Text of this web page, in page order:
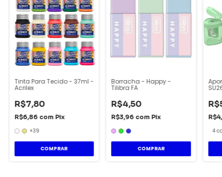
Tinta Para Tecido - 37ml -
Acrilex
R$7,80
R$6,86 com Pix
+39
COMPRAR
Borracha - Happy -
Tilibra FA
R$4,50
R$3,96 com Pix
COMPRAR
4